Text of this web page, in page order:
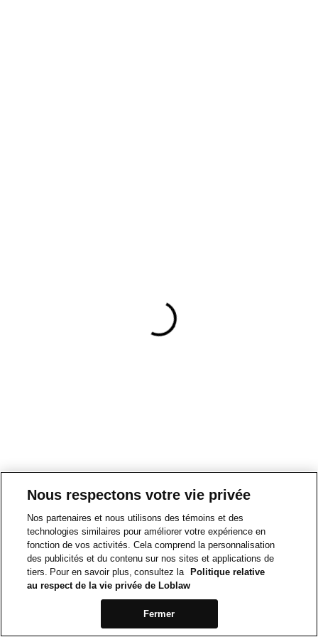
Nous respectons votre vie privée
Nos partenaires et nous utilisons des témoins et des
technologies similaires pour améliorer votre expérience en
fonction de vos activités. Cela comprend la personnalisation
des publicités et du contenu sur nos sites et applications de
tiers. Pour en savoir plus, consultez la
Politique relative
au respect de la vie privée de Loblaw
Fermer